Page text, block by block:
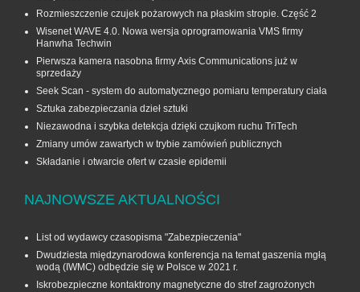
Rozmieszczenie czujek pożarowych na płaskim stropie. Część 2
Wisenet WAVE 4.0. Nowa wersja oprogramowania VMS firmy
Hanwha Techwin
Pierwsza kamera nasobna firmy Axis Communications już w
sprzedaży
Seek Scan - system do automatycznego pomiaru temperatury ciała
Sztuka zabezpieczania dzieł sztuki
Niezawodna i szybka detekcja dzięki czujkom ruchu TriTech
Zmiany umów zawartych w trybie zamówień publicznych
Składanie i otwarcie ofert w czasie epidemii
NAJNOWSZE AKTUALNOŚCI
List od wydawcy czasopisma "Zabezpieczenia"
Dwudziesta międzynarodowa konferencja na temat gaszenia mgłą
wodą (IWMC) odbędzie się w Polsce w 2021 r.
Iskrobezpieczne kontaktrony magnetyczne do stref zagrożonych